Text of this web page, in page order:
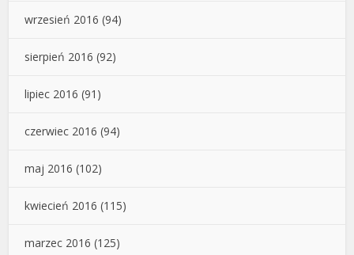
wrzesień 2016 (94)
sierpień 2016 (92)
lipiec 2016 (91)
czerwiec 2016 (94)
maj 2016 (102)
kwiecień 2016 (115)
marzec 2016 (125)